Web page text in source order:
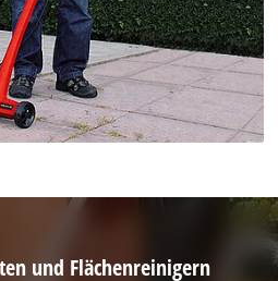
und Flächenreinigern